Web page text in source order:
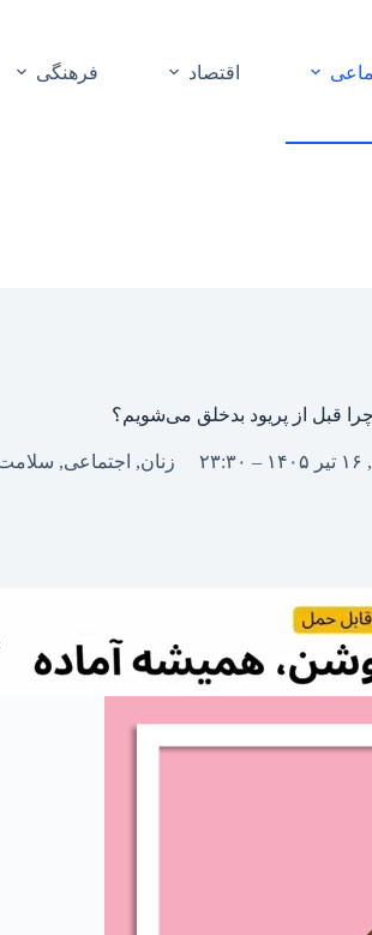
اقتصاد فرهنگی
چرا قبل از پریود بدخلق می‌شویم؟
زنان, اجتماعی,